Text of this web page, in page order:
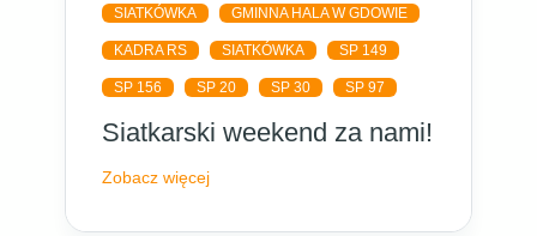
SIATKÓWKA GMINNA HALA W GDOWIE
KADRA RS SIATKÓWKA SP 149
SP 156 SP 20 SP 30 SP 97
Siatkarski weekend za nami!
Zobacz więcej